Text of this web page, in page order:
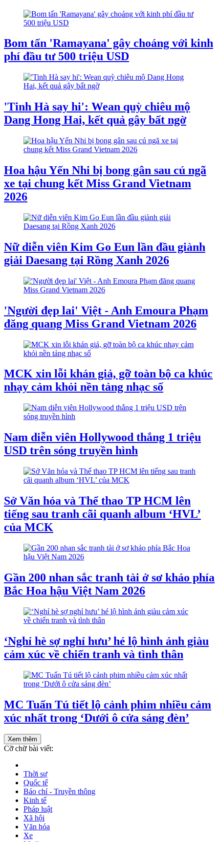
Bom tấn 'Ramayana' gây choáng với kinh
phí đầu tư 500 triệu USD
'Tinh Hà say hi': Wean quỳ chiêu mộ
Dang Hong Hai, kết quả gây bất ngờ
Hoa hậu Yến Nhi bị bong gân sau cú ngã
xe tại chung kết Miss Grand Vietnam
2026
Nữ diễn viên Kim Go Eun lần đầu giành
giải Daesang tại Rồng Xanh 2026
'Người đẹp lai' Việt - Anh Emoura Phạm
đăng quang Miss Grand Vietnam 2026
MCK xin lỗi khán giả, gỡ toàn bộ ca khúc
nhạy cảm khỏi nền tảng nhạc số
Nam diễn viên Hollywood thắng 1 triệu
USD trên sóng truyền hình
Sở Văn hóa và Thể thao TP HCM lên
tiếng sau tranh cãi quanh album ‘HVL’
của MCK
Gần 200 nhan sắc tranh tài ở sơ khảo phía
Bắc Hoa hậu Việt Nam 2026
‘Nghỉ hè sợ nghỉ hưu’ hé lộ hình ảnh giàu
cảm xúc về chiến tranh và tình thân
MC Tuấn Tú tiết lộ cảnh phim nhiều cảm
xúc nhất trong ‘Dưới ô cửa sáng đèn’
Xem thêm
Cỡ chữ bài viết:
Thời sự
Quốc tế
Báo chí - Truyền thông
Kinh tế
Pháp luật
Xã hội
Văn hóa
Xe